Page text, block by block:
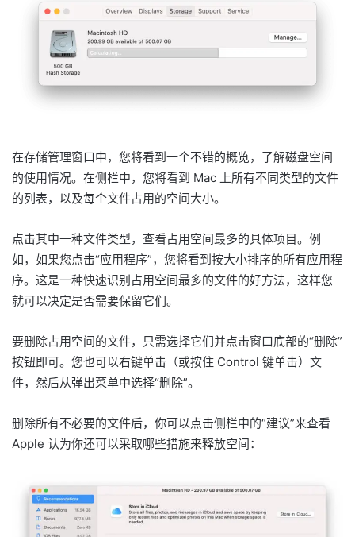
在存储管理窗口中，您将看到一个不错的概览，了解磁盘空间
的使用情况。在侧栏中，您将看到 Mac 上所有不同类型的文件
的列表，以及每个文件占用的空间大小。
点击其中一种文件类型，查看占用空间最多的具体项目。例
如，如果您点击“应用程序”，您将看到按大小排序的所有应用程
序。这是一种快速识别占用空间最多的文件的好方法，这样您
就可以决定是否需要保留它们。
要删除占用空间的文件，只需选择它们并点击窗口底部的“删除”
按钮即可。您也可以右键单击（或按住 Control 键单击）文
件，然后从弹出菜单中选择“删除”。
删除所有不必要的文件后，你可以点击侧栏中的“建议”来查看
Apple 认为你还可以采取哪些措施来释放空间：